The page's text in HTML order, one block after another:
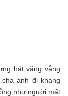
hát văng vẳng
anh đi kháng
như người mất